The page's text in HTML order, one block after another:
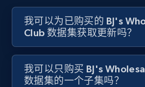
我可以为已购买的 BJ's
Club 数据集获取更新吗？
我可以只购买 BJ's
数据集的一个子集吗？